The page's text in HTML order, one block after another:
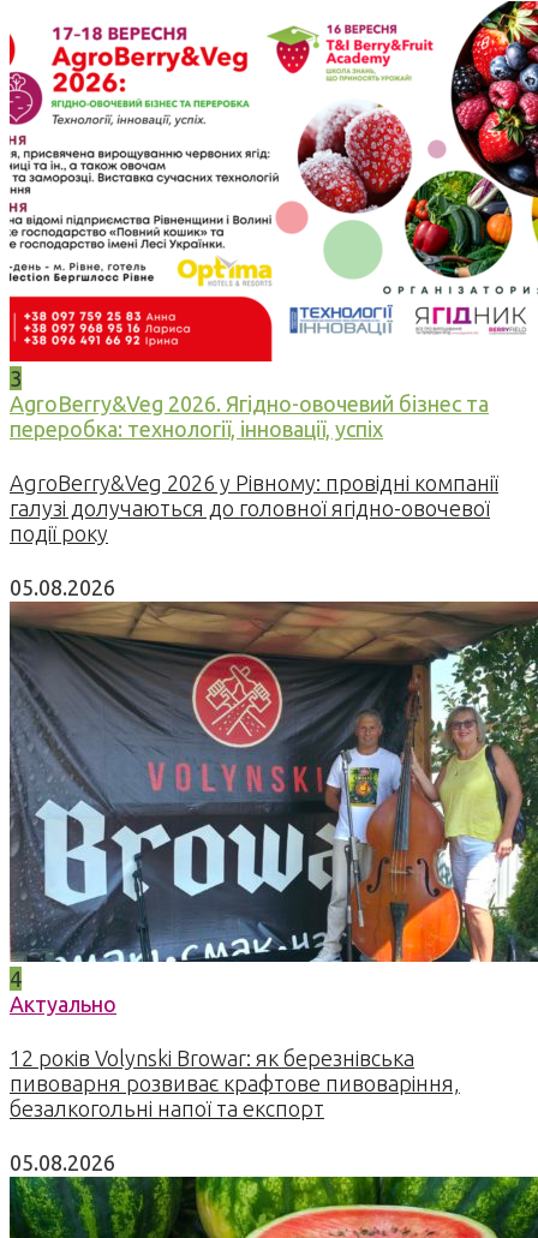
3
AgroBerry&Veg 2026. Ягідно-овочевий бізнес та
переробка: технології, інновації, успіх
AgroBerry&Veg 2026 у Рівному: провідні компанії
галузі долучаються до головної ягідно-овочевої
події року
05.08.2026
4
Актуально
12 років Volynski Browar: як березнівська
пивоварня розвиває крафтове пивоваріння,
безалкогольні напої та експорт
05.08.2026